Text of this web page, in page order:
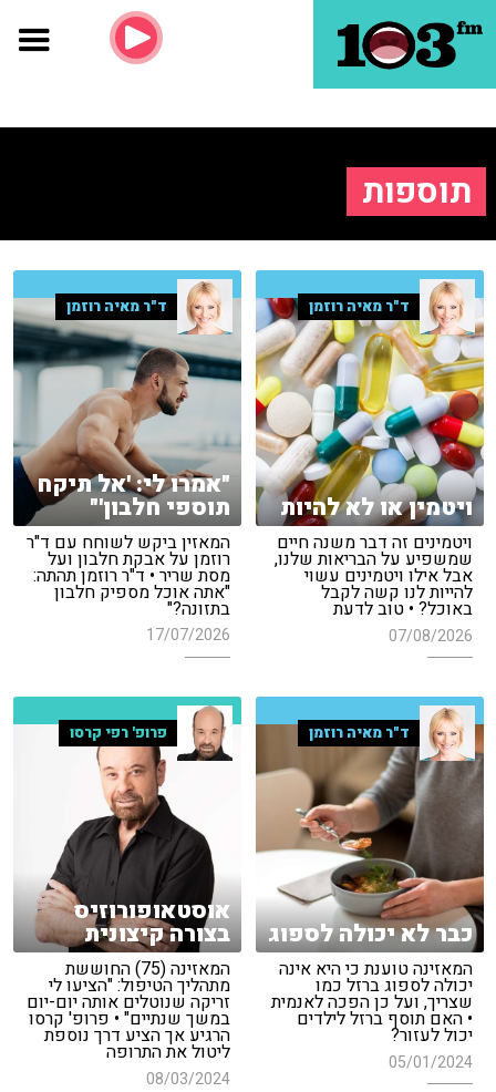
תוספות
ד"ר מאיה רוזמן
ויטמין או לא להיות
ויטמינים זה דבר משנה חיים
שמשפיע על הבריאות שלנו,
אבל אילו ויטמינים עשוי
להייות לנו קשה לקבל
באוכל? • טוב לדעת
07/08/2026
ד"ר מאיה רוזמן
"אמרו לי: 'אל תיקח
תוספי חלבון'"
המאזין ביקש לשוחח עם ד"ר
רוזמן על אבקת חלבון ועל
מסת שריר • ד"ר רוזמן תהתה:
"אתה אוכל מספיק חלבון
בתזונה?"
17/07/2026
פרופ' רפי קרסו
אוסטאופורוזיס
בצורה קיצונית
המאזינה (75) החוששת
מתהליך הטיפול: "הציעו לי
זריקה שנוטלים אותה יום-יום
במשך שנתיים" • פרופ' קרסו
הרגיע אך הציע דרך נוספת
ליטול את התרופה
08/03/2024
ד"ר מאיה רוזמן
כבר לא יכולה לספוג
המאזינה טוענת כי היא אינה
יכולה לספוג ברזל כמו
שצריך, ועל כן הפכה לאנמית
• האם תוסף ברזל לילדים
יכול לעזור?
05/01/2024